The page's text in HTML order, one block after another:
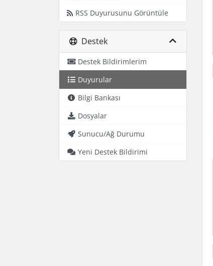
RSS Duyurusunu Görüntüle
Destek
Destek Bildirimlerim
Duyurular
Bilgi Bankası
Dosyalar
Sunucu/Ağ Durumu
Yeni Destek Bildirimi